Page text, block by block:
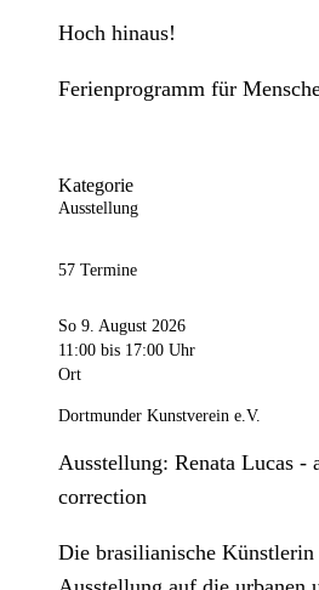
Hoch hinaus!
Ferienprogramm für
Kategorie
Ausstellung
57 Termine
So 9. August 2026
11:00 bis 17:00 Uhr
Ort
Dortmunder Kunstverein e.V.
Ausstellung: Renata Lucas -
correction
Die brasilianische